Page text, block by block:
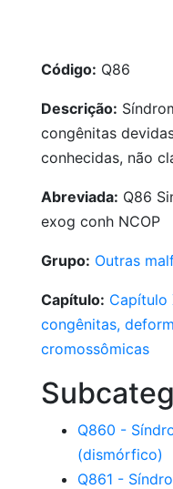
Código: Q86
Descrição:
congênitas
conhecidas, não
Abreviada: Q86
exog conh NCOP
Grupo: Outras
Capítulo: Capítulo
congênitas,
cromossômicas
Q860 -
(dismórfico)
Q861 -